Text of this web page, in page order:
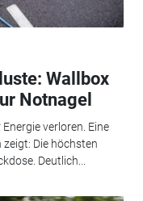
Wallbox
Notnagel
verloren. Eine
Die höchsten
Deutlich...